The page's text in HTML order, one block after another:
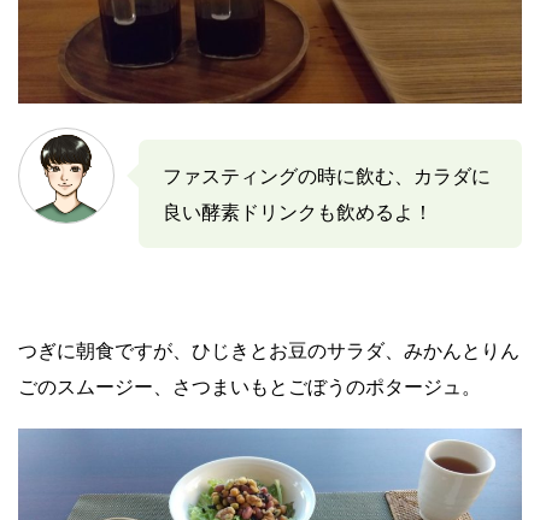
ファスティングの時に飲む、カラダに
良い酵素ドリンクも飲めるよ！
つぎに朝食ですが、ひじきとお豆のサラダ、みかんとりん
ごのスムージー、さつまいもとごぼうのポタージュ。